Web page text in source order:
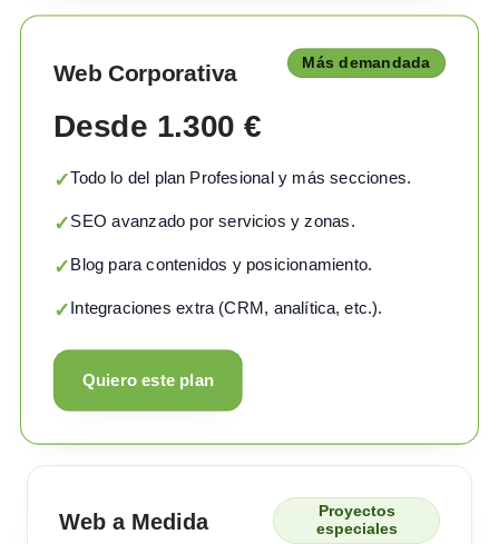
Web Corporativa Más demandada
Desde 1.300 €
✓Todo lo del plan Profesional y más secciones.
✓SEO avanzado por servicios y zonas.
✓Blog para contenidos y posicionamiento.
✓Integraciones extra (CRM, analítica, etc.).
Quiero este plan
Web a Medida
Proyectos
especiales